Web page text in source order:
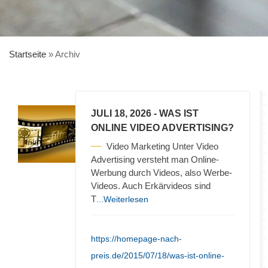
Startseite »Archiv
JULI 18, 2026 - WAS IST
ONLINE VIDEO ADVERTISING?
Video Marketing Unter Video
Advertising versteht man Online-
Werbung durch Videos, also Werbe-
Videos. Auch Erkärvideos sind
T ...Weiterlesen
https://homepage-nach-
preis.de/2015/07/18/was-ist-online-